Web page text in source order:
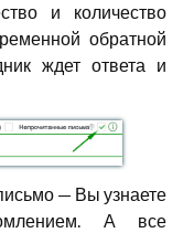
и количество
обратной
ждет ответа и
— Вы узнаете
А все